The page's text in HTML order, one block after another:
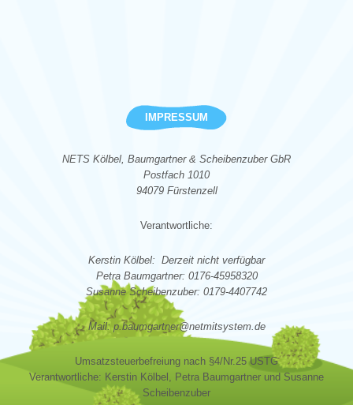
IMPRESSUM
NETS Kölbel, Baumgartner & Scheibenzuber GbR
Postfach 1010
94079 Fürstenzell
Verantwortliche:
Kerstin Kölbel: Derzeit nicht verfügbar
Petra Baumgartner: 0176-45958320
Susanne Scheibenzuber: 0179-4407742
Mail: p.baumgartner@netmitsystem.de
Umsatzsteuerbefreiung nach §4/Nr.25 USTG
Verantwortliche: Kerstin Kölbel, Petra Baumgartner und Susanne
Scheibenzuber